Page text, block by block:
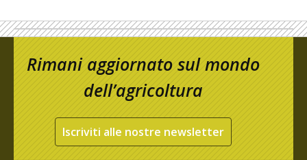
Rimani aggiornato sul mondo
dell’agricoltura
Iscriviti alle nostre newsletter